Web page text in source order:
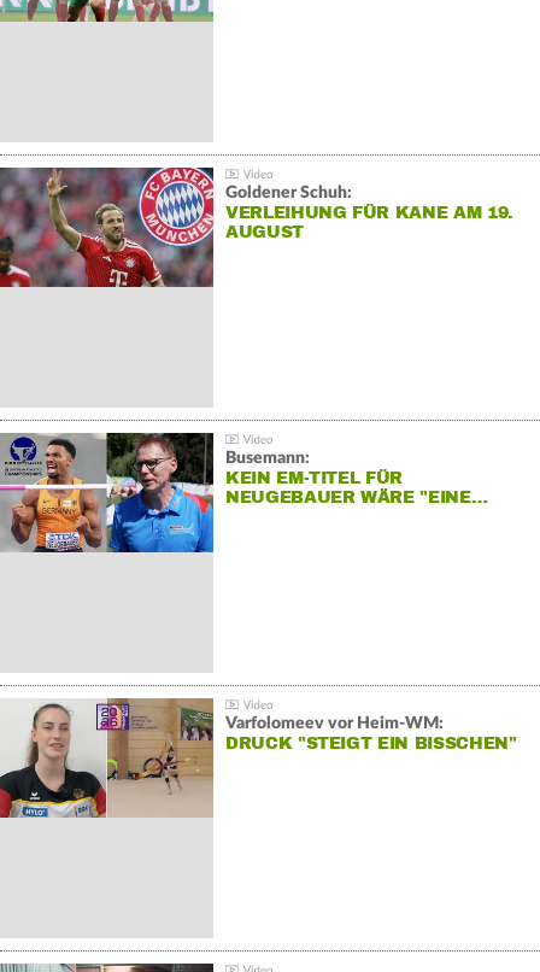
Goldener Schuh:
VERLEIHUNG FÜR KANE AM 19.
AUGUST
Busemann:
KEIN EM-TITEL FÜR
NEUGEBAUER WÄRE "EINE…
Varfolomeev vor Heim-WM:
DRUCK "STEIGT EIN BISSCHEN"